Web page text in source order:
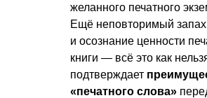
желанного печатного
Ещё неповторимый запах
и осознание ценности
книги — всё это как
подтверждает
«печатного слова»